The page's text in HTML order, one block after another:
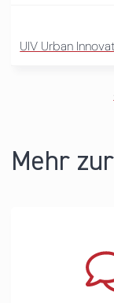
UIV Urban
Mehr